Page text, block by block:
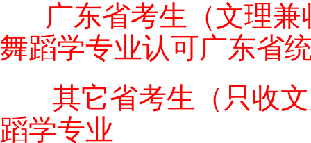
广东省考生（文理
舞蹈学专业认可广东省
其它省考生（只收
蹈学专业